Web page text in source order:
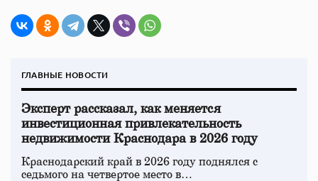
ГЛАВНЫЕ НОВОСТИ
Эксперт рассказал, как меняется
инвестиционная привлекательность
недвижимости Краснодара в 2026 году
Краснодарский край в 2026 году поднялся с
седьмого на четвертое место в…